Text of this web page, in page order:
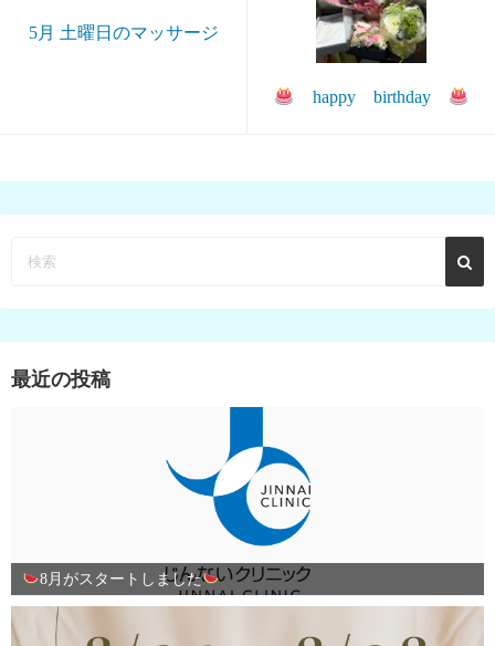
5月 土曜日のマッサージ
happy birthday
最近の投稿
8月がスタートしました